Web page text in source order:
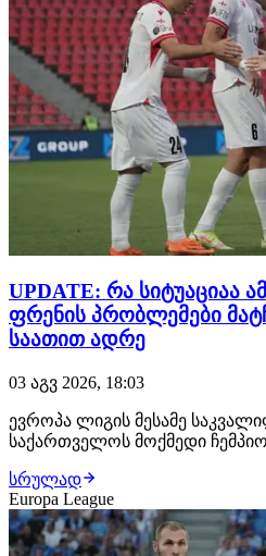
UPDATE: რა სიტუაციაა
ფრენის პრობლემები
საათით ადრე
03 აგვ 2026, 18:03
ევროპა ლიგის მესამე
საქართველოს მოქმედი
ხვალ, 23 საათზეა ჩანიშნული.
გავრცელდა, იბერიას სავიზო
გამოც კლუბი
ახერხე…
სრულად
Europa League